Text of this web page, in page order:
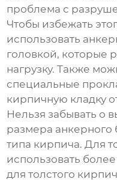
проблема с
Чтобы избежать
использовать
головкой, которые
нагрузку. Также
специальные
кирпичную кладку
Нельзя забывать о
размера анкерного
типа кирпича. Для
использовать
для толстого